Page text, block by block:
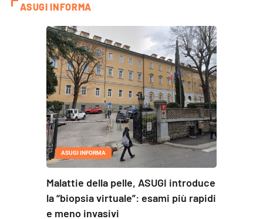
ASUGI INFORMA
ASUGI INFORMA
Malattie della pelle, ASUGI introduce
la “biopsia virtuale”: esami più rapidi
e meno invasivi